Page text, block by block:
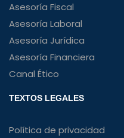
Asesoría Fiscal
Asesoría Laboral
Asesoría Jurídica
Asesoría Financiera
Canal Ético
TEXTOS LEGALES
Política de privacidad